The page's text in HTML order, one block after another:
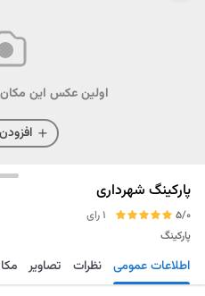
اولین عکس این مکان
پارکینگ شهرداری
5/0
1 رای
پارکینگ
مسیریابی ذخیره اطلاعات عمومی نظرات تصاویر